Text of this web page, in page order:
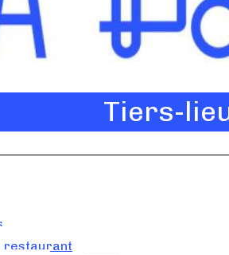
Tiers-
restaurant